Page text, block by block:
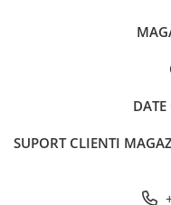
SUPORT CLIENTI